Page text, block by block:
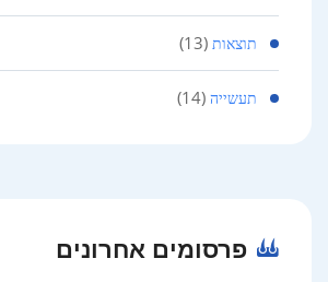
תוצאות (13)
תעשייה (14)
פרסומים אחרונים